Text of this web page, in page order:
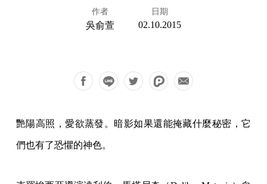
作者
吳俞萱
日期
02.10.2015
艷陽高照，愛欲蒸發。暗影如果還能掩藏什麼秘密，它
們也有了恐懼的神色。